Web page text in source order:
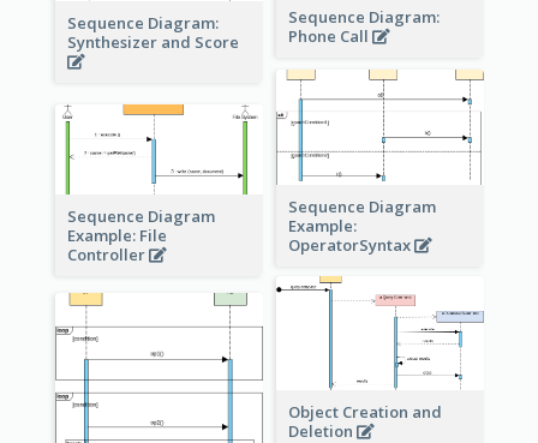
Sequence Diagram:
Synthesizer and Score
Sequence Diagram:
Phone Call
Sequence Diagram
Example:
OperatorSyntax
Sequence Diagram
Example: File
Controller
Object Creation and
Deletion